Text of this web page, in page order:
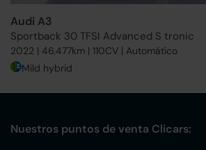
Audi A3
Sportback 30 TFSI Advanced S tronic
2022 | 46.477km | 110CV | Automático
Mild hybrid
Nuestros puntos de venta Clicars: